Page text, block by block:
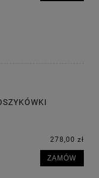
278,00 zł
ZAMÓW